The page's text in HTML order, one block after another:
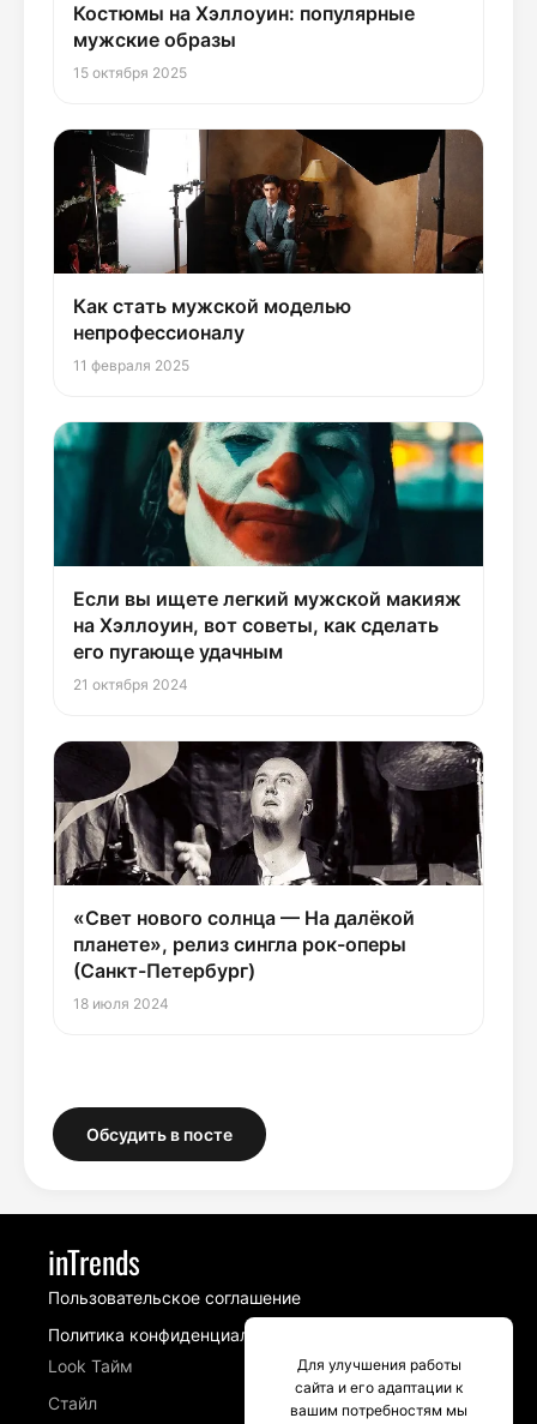
Костюмы на Хэллоуин: популярные
мужские образы
15 октября 2025
Как стать мужской моделью
непрофессионалу
11 февраля 2025
Если вы ищете легкий мужской макияж
на Хэллоуин, вот советы, как сделать
его пугающе удачным
21 октября 2024
«Свет нового солнца — На далёкой
планете», релиз сингла рок-оперы
(Санкт-Петербург)
18 июля 2024
Обсудить в посте
inTrends
Пользовательское соглашение
Политика конфиденциальности
Look Тайм
Стайл
Для улучшения работы
сайта и его адаптации к
вашим потребностям мы